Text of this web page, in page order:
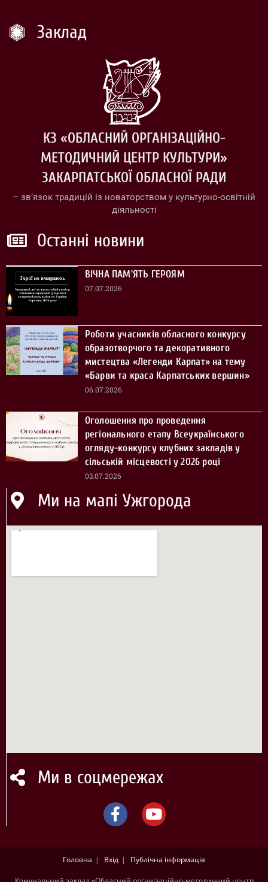
Заклад
КЗ «ОБЛАСНИЙ ОРГАНІЗАЦІЙНО-
МЕТОДИЧНИЙ ЦЕНТР КУЛЬТУРИ»
ЗАКАРПАТСЬКОЇ ОБЛАСНОЇ РАДИ
– зв’язок традицій із новаторством у культурно-освітній
діяльності
Останні новини
ВІЧНА ПАМ’ЯТЬ ГЕРОЯМ
07.07.2026
Роботи учасників обласного конкурсу
образотворчого та декоративного
мистецтва «Легенди Карпат» на тему
«Барви та краса Карпатських вершин»
06.07.2026
Оголошення про проведення
регіонального етапу Всеукраїнського
огляду-конкурсу клубних закладів у
сільській місцевості у 2026 році
03.07.2026
Ми на мапі Ужгорода
Ми в соцмережах
Головна Вхід Публічна інформація